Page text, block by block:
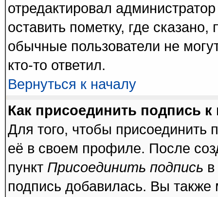
отредактировал
оставить пометку, где
обычные пользователи не
кто-то ответил.
Вернуться к началу
Как присоединить подпись
Для того, чтобы присоединить
её в своем профиле. После
пункт Присоединить подпись
подпись добавилась. Вы